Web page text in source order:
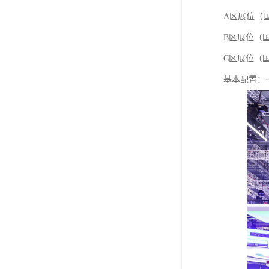
A区展位
B区展位
C区展位
基本配置：